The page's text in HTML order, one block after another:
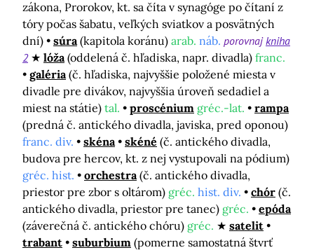
zákona, Prorokov, kt. sa číta v synagóge po čítaní z
tóry počas šabatu, veľkých sviatkov a posvätných
dní)
súra (kapitola koránu) arab. náb. porovnaj kniha
2
lóža (oddelená č. hľadiska, napr. divadla) franc.
galéria (č. hľadiska, najvyššie položené miesta v
divadle pre divákov, najvyššia úroveň sedadiel a
miest na státie) tal. proscénium gréc.-lat.
rampa
(predná č. antického divadla, javiska, pred oponou)
franc. div.
skéna skéné (č. antického divadla,
budova pre hercov, kt. z nej vystupovali na pódium)
gréc. hist.
orchestra (č. antického divadla,
priestor pre zbor s oltárom) gréc. hist. div. chór (č.
antického divadla, priestor pre tanec) gréc.
epóda
(záverečná č. antického chóru) gréc.
satelit
trabant
suburbium (pomerne samostatná štvrť